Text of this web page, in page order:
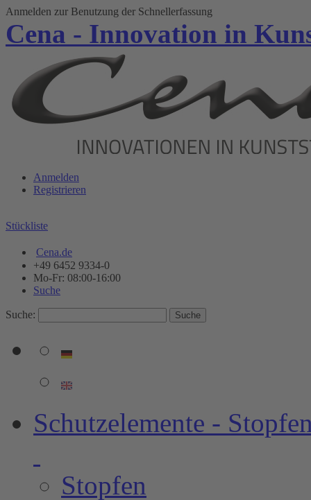
Anmelden zur Benutzung der Schnellerfassung
Cena - Innovation in
Anmelden
Registrieren
Stückliste
Cena.de
+49 6452 9334-0
Mo-Fr: 08:00-16:00
Suche
Suche: Suche
Schutzelemente -
Stopfen